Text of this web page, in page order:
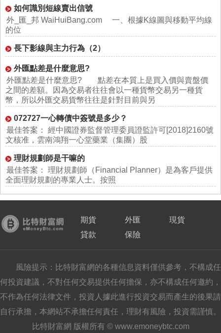
如何識別短線賣出信號
外_匯_邦 WaiHuiBang.com 一、根據K線圖與移動平均線
的位
長下影線與主力行為（2）
外匯點差是什麼意思?
外匯點差是什麼意思? 點差在本質上是買入價與賣盤價
之間的差額。因為交易者往往會以一種貨幣交易另一種貨
幣，所以外匯交易貨幣往往是針對目前與另
072727一心轉債中簽號是多少？
最佳答案： 經中國證券監督管理委員證監許可[2018]2160號
文核准，雲南鴻翔一心堂藥業（集團）股
理財規劃師是干嘛的
最佳答案： 理財規劃師（Financial Planner）是為客戶提供
全面理財規劃的專業人士。按照
期貨 外匯
現貨
貸款
保險
風險提示：比特財富網的各種信息資料僅供參考，不構成任
何投資建議，不對任何交易提供任何擔保，亦不構成任何邀約，
不作為任何法律文件，投資人據此進行投資交易而產生的後果請
自行承擔，本網站不承擔任何責任，理財有風險，投資需謹慎。
比特財富網 版權所有 © www.emoneybtc.com